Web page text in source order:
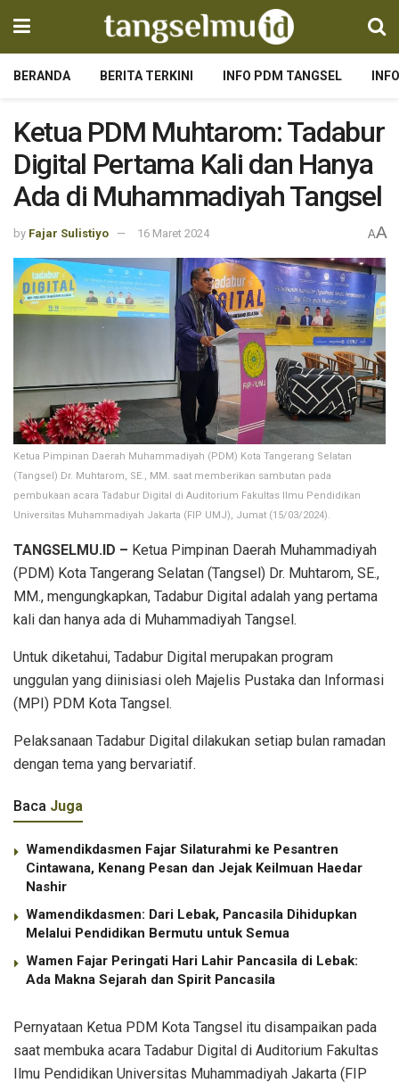
BERANDA BERITA TERKINI INFO PDM TANGSEL
Ketua PDM Muhtarom: Tadabur
Digital Pertama Kali dan Hanya
Ada di Muhammadiyah Tangsel
by Fajar Sulistiyo 16 Maret 2024 AA
Ketua Pimpinan Daerah Muhammadiyah (PDM) Kota Tangerang Selatan
(Tangsel) Dr. Muhtarom, SE., MM. saat memberikan sambutan pada
pembukaan acara Tadabur Digital di Auditorium Fakultas Ilmu Pendidikan
Universitas Muhammadiyah Jakarta (FIP UMJ), Jumat (15/03/2024).
TANGSELMU.ID – Ketua Pimpinan Daerah Muhammadiyah
(PDM) Kota Tangerang Selatan (Tangsel) Dr. Muhtarom, SE.,
MM., mengungkapkan, Tadabur Digital adalah yang pertama
kali dan hanya ada di Muhammadiyah Tangsel.
Untuk diketahui, Tadabur Digital merupakan program
unggulan yang diinisiasi oleh Majelis Pustaka dan Informasi
(MPI) PDM Kota Tangsel.
Pelaksanaan Tadabur Digital dilakukan setiap bulan ramadan
dengan tema yang bervariatif.
Baca Juga
Wamendikdasmen Fajar Silaturahmi ke Pesantren
Cintawana, Kenang Pesan dan Jejak Keilmuan Haedar
Nashir
Wamendikdasmen: Dari Lebak, Pancasila Dihidupkan
Melalui Pendidikan Bermutu untuk Semua
Wamen Fajar Peringati Hari Lahir Pancasila di Lebak:
Ada Makna Sejarah dan Spirit Pancasila
Pernyataan Ketua PDM Kota Tangsel itu disampaikan pada
saat membuka acara Tadabur Digital di Auditorium Fakultas
Ilmu Pendidikan Universitas Muhammadiyah Jakarta (FIP